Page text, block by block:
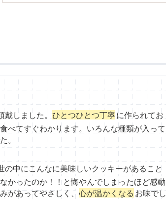
戴しました。 ひとつひとつ丁寧に作られてお
べてすぐわかります。いろんな種類が入って
。
の中にこんなに美味しいクッキーがあること
かったのか！！と悔やんでしまったほど感動
があってやさしく、 心が温かくなる お味でし